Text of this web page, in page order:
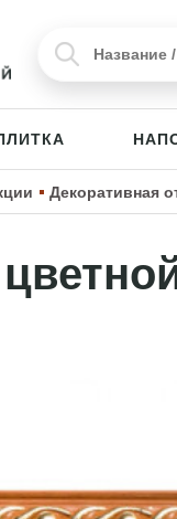
Декоративная